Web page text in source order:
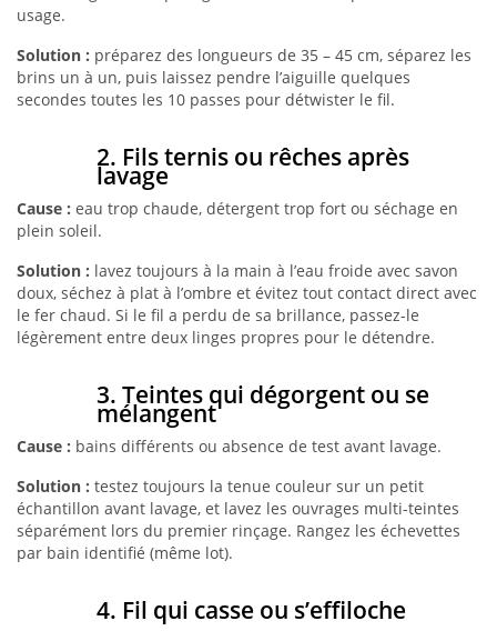
usage.
Solution : préparez des longueurs de 35 – 45 cm, séparez les
brins un à un, puis laissez pendre l’aiguille quelques
secondes toutes les 10 passes pour détwister le fil.
2. Fils ternis ou rêches après
lavage
Cause : eau trop chaude, détergent trop fort ou séchage en
plein soleil.
Solution : lavez toujours à la main à l’eau froide avec savon
doux, séchez à plat à l’ombre et évitez tout contact direct avec
le fer chaud. Si le fil a perdu de sa brillance, passez-le
légèrement entre deux linges propres pour le détendre.
3. Teintes qui dégorgent ou se
mélangent
Cause : bains différents ou absence de test avant lavage.
Solution : testez toujours la tenue couleur sur un petit
échantillon avant lavage, et lavez les ouvrages multi-teintes
séparément lors du premier rinçage. Rangez les échevettes
par bain identifié (même lot).
4. Fil qui casse ou s’effiloche